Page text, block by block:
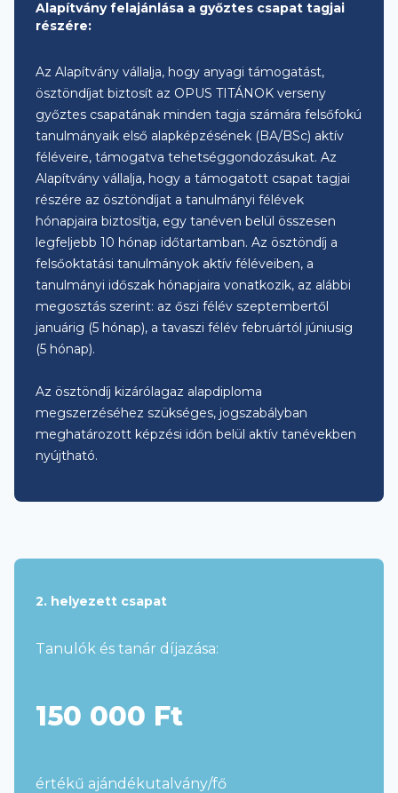
Alapítvány felajánlása a győztes csapat tagjai
részére:
Az Alapítvány vállalja, hogy anyagi támogatást,
ösztöndíjat biztosít az OPUS TITÁNOK verseny
győztes csapatának minden tagja számára felsőfokú
tanulmányaik első alapképzésének (BA/BSc) aktív
féléveire, támogatva tehetséggondozásukat. Az
Alapítvány vállalja, hogy a támogatott csapat tagjai
részére az ösztöndíjat a tanulmányi félévek
hónapjaira biztosítja, egy tanéven belül összesen
legfeljebb 10 hónap időtartamban. Az ösztöndíj a
felsőoktatási tanulmányok aktív féléveiben, a
tanulmányi időszak hónapjaira vonatkozik, az alábbi
megosztás szerint: az őszi félév szeptembertől
januárig (5 hónap), a tavaszi félév februártól júniusig
(5 hónap).
Az ösztöndíj kizárólagaz alapdiploma
megszerzéséhez szükséges, jogszabályban
meghatározott képzési időn belül aktív tanévekben
nyújtható.
2. helyezett csapat
Tanulók és tanár díjazása:
150 000 Ft
értékű ajándékutalvány/fő